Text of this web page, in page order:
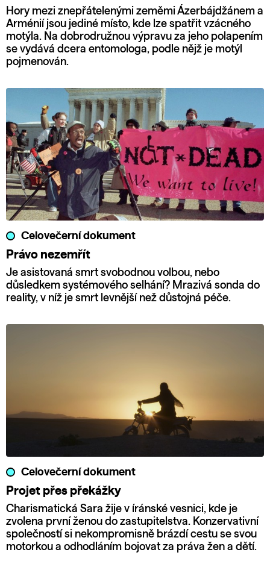
Hory mezi znepřátelenými zeměmi Ázerbájdžánem a
Arménií jsou jediné místo, kde lze spatřit vzácného
motýla. Na dobrodružnou výpravu za jeho polapením
se vydává dcera entomologa, podle nějž je motýl
pojmenován.
Celovečerní dokument
Právo nezemřít
Je asistovaná smrt svobodnou volbou, nebo
důsledkem systémového selhání? Mrazivá sonda do
reality, v níž je smrt levnější než důstojná péče.
Celovečerní dokument
Projet přes překážky
Charismatická Sara žije v íránské vesnici, kde je
zvolena první ženou do zastupitelstva. Konzervativní
společností si nekompromisně brázdí cestu se svou
motorkou a odhodláním bojovat za práva žen a dětí.